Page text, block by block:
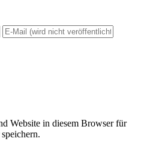
Website in diesem Browser für